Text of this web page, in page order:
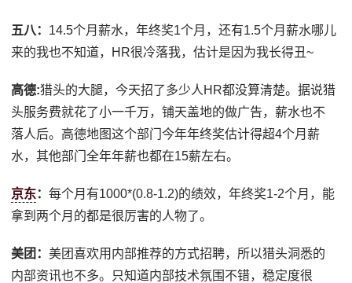
五八： 14.5个月薪水，年终奖1个月，还有1.5个月薪水哪儿
来的我也不知道，HR很冷落我，估计是因为我长得丑~
高德:猎头的大腿，今天招了多少人HR都没算清楚。据说猎
头服务费就花了小一千万，铺天盖地的做广告，薪水也不
落人后。高德地图这个部门今年年终奖估计得超4个月薪
水，其他部门全年年薪也都在15薪左右。
京东：每个月有1000*(0.8-1.2)的绩效，年终奖1-2个月，能
拿到两个月的都是很厉害的人物了。
美团： 美团喜欢用内部推荐的方式招聘，所以猎头洞悉的
内部资讯也不多。只知道内部技术氛围不错，稳定度很